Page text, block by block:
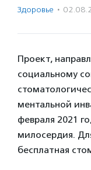
Здоровье ·
Проект,
социальному
ментальной
февраля 2021
милосердия.
бесплатная